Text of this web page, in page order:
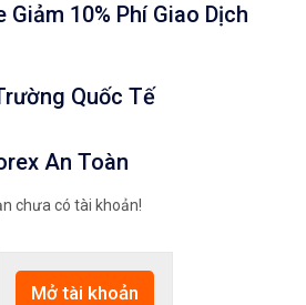
Giảm 10% Phí Giao Dịch
Quốc Tế
An Toàn
chưa có tài khoản!
Mở tài khoản